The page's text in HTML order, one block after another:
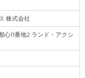
株式会社
心11番地2 ランド・アクシ